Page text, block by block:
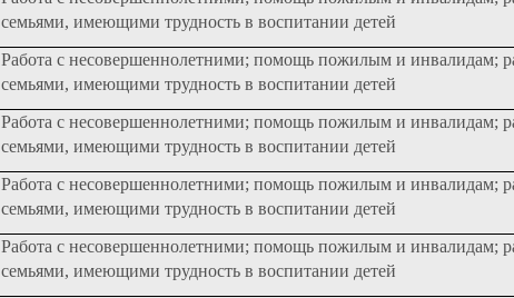
семьями, имеющими трудность в воспитании детей
Работа с несовершеннолетними; помощь пожилым и инвалидам;
семьями, имеющими трудность в воспитании детей
Работа с несовершеннолетними; помощь пожилым и инвалидам;
семьями, имеющими трудность в воспитании детей
Работа с несовершеннолетними; помощь пожилым и инвалидам;
семьями, имеющими трудность в воспитании детей
Работа с несовершеннолетними; помощь пожилым и инвалидам;
семьями, имеющими трудность в воспитании детей